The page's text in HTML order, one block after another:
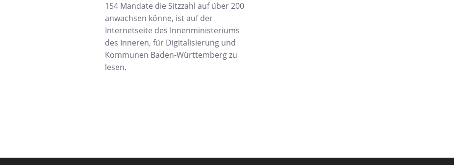
154 Mandate die Sitzzahl auf über 200
anwachsen könne, ist auf der
Internetseite des Innenministeriums
des Inneren, für Digitalisierung und
Kommunen Baden-Württemberg zu
lesen.